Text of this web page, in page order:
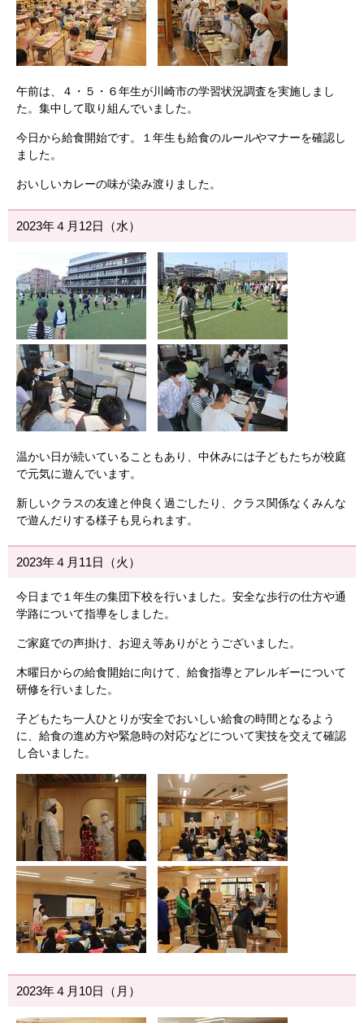
午前は、４・５・６年生が川崎市の学習状況調査を実施しまし
た。集中して取り組んでいました。
今日から給食開始です。１年生も給食のルールやマナーを確認し
ました。
おいしいカレーの味が染み渡りました。
2023年４月12日（水）
温かい日が続いていることもあり、中休みには子どもたちが校庭
で元気に遊んでいます。
新しいクラスの友達と仲良く過ごしたり、クラス関係なくみんな
で遊んだりする様子も見られます。
2023年４月11日（火）
今日まで１年生の集団下校を行いました。安全な歩行の仕方や通
学路について指導をしました。
ご家庭での声掛け、お迎え等ありがとうございました。
木曜日からの給食開始に向けて、給食指導とアレルギーについて
研修を行いました。
子どもたち一人ひとりが安全でおいしい給食の時間となるよう
に、給食の進め方や緊急時の対応などについて実技を交えて確認
し合いました。
2023年４月10日（月）